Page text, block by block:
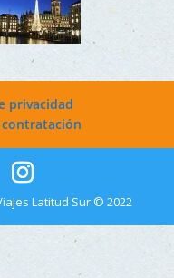
privacidad
contratación
Latitud Sur © 2022